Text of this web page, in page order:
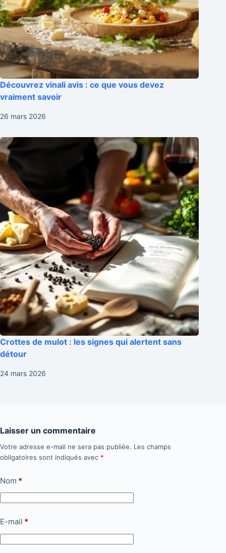
Découvrez vinali avis : ce que vous devez
vraiment savoir
26 mars 2026
Crottes de mulot : les signes qui alertent sans
détour
24 mars 2026
Laisser un commentaire
Votre adresse e-mail ne sera pas publiée. Les champs
obligatoires sont indiqués avec *
Nom *
E-mail *